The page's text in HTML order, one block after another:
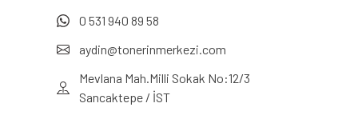
0 531 940 89 58
aydin@tonerinmerkezi.com
Mevlana Mah.Milli Sokak No:12/3
Sancaktepe / İST